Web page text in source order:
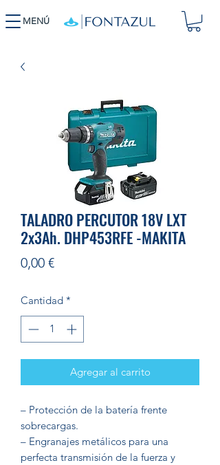
MENÚ
TALADRO PERCUTOR 18V LXT
2x3Ah. DHP453RFE -MAKITA
0,00 €Precio
Cantidad *
Agregar al carrito
– Protección de la batería frente
sobrecargas.
– Engranajes metálicos para una
perfecta transmisión de la fuerza y